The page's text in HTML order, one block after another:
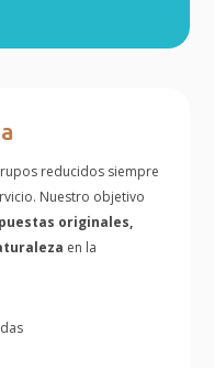
reducidos siempre
Nuestro objetivo
originales,
en la